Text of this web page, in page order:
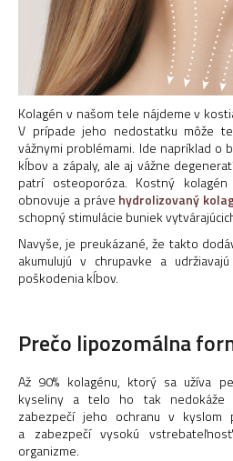
Kolagén v našom tele nájdeme v
V prípade jeho nedostatku môže
vážnymi problémami. Ide napríklad
kĺbov a zápaly, ale aj vážne
patrí osteoporóza. Kostný
obnovuje a práve hydrolizovaný
schopný stimulácie buniek
Navyše, je preukázané, že takto
akumulujú v chrupavke a
poškodenia kĺbov.
Prečo lipozomálna
Až 90% kolagénu, ktorý sa užíva
kyseliny a telo ho tak nedokáže
zabezpečí jeho ochranu v kyslom
a zabezpečí vysokú
organizme.